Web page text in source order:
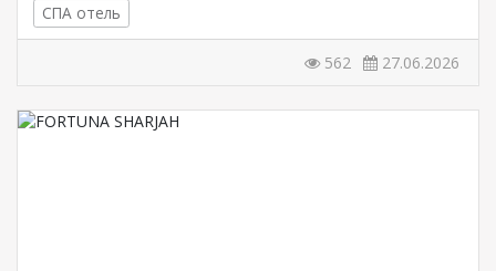
СПА отель
562 27.06.2026